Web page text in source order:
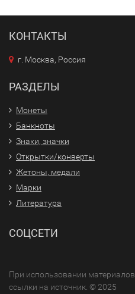
КОНТАКТЫ
г. Москва, Россия
РАЗДЕЛЫ
Монеты
Банкноты
Знаки, значки
Открытки/конверты
Жетоны, медали
Марки
Литература
СОЦСЕТИ
При использовании
ссылки на источник. © 2025